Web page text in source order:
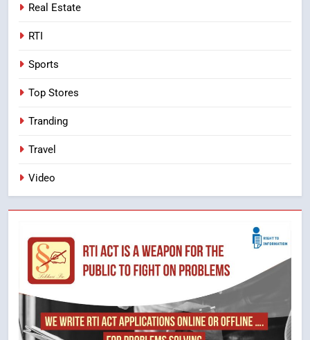
Real Estate
RTI
Sports
Top Stores
Tranding
Travel
Video